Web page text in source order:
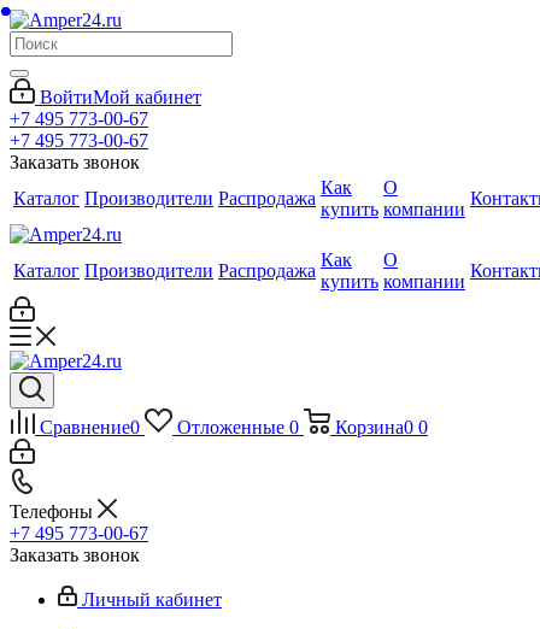
ВойтиМой кабинет
+7 495 773-00-67
+7 495 773-00-67
Заказать звонок
Каталог Производители Распродажа
Как
купить
О
компании
Каталог Производители Распродажа
Как
купить
О
компании
Сравнение0 Отложенные 0 Корзина0 0
Телефоны
+7 495 773-00-67
Заказать звонок
Личный кабинет